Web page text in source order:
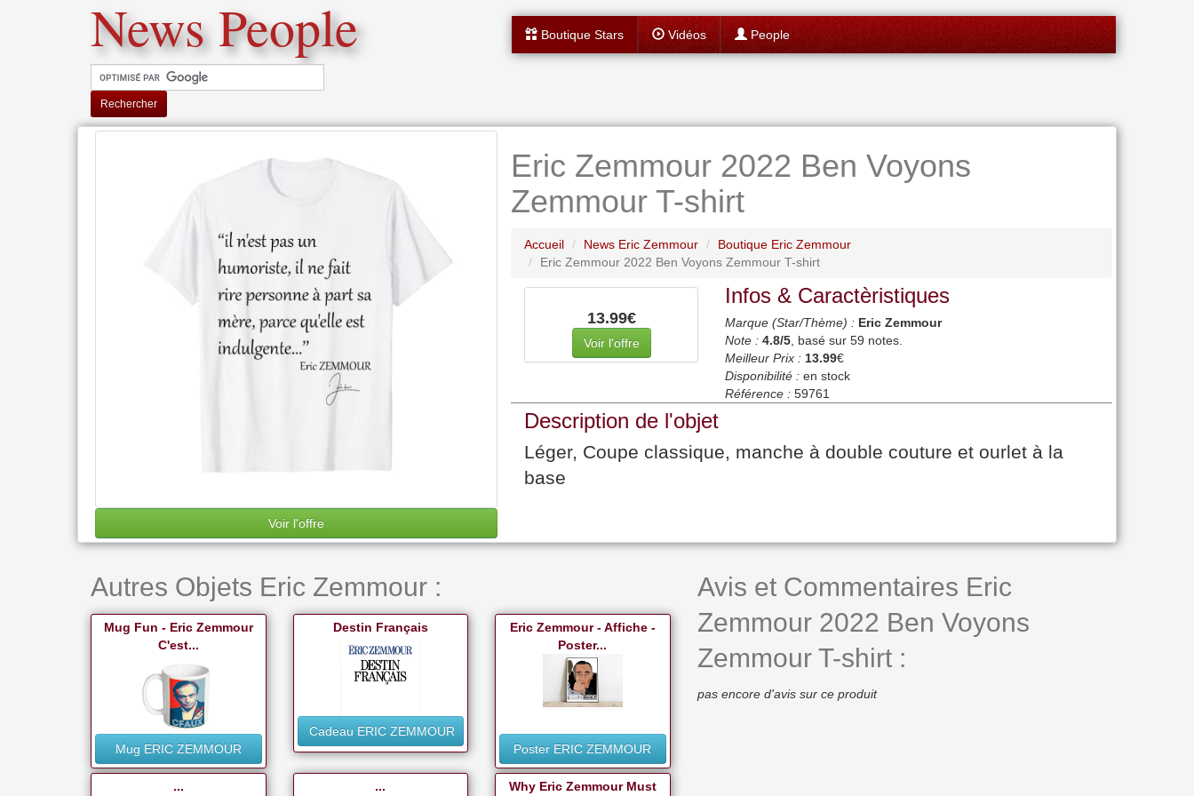
News People
Rechercher
Boutique Stars Vidéos People
Voir l'offre
Eric Zemmour 2022 Ben Voyons
Zemmour T-shirt
Accueil News Eric Zemmour
Boutique Eric Zemmour
Eric Zemmour 2022 Ben Voyons Zemmour T-shirt
13.99€
Voir l'offre
Infos & Caractèristiques
Marque (Star/Thème) : Eric Zemmour
Note : 4.8/5, basé sur 59 notes.
Meilleur Prix : 13.99€
Disponibilité : en stock
Référence : 59761
Description de l'objet
Léger, Coupe classique, manche à double couture et ourlet à la
base
Autres Objets Eric Zemmour :
Mug Fun - Eric Zemmour
C'est...
Mug ERIC ZEMMOUR
Destin Français
Cadeau ERIC ZEMMOUR
Eric Zemmour - Affiche -
Poster...
Poster ERIC ZEMMOUR
... ... Why Eric Zemmour Must
Avis et Commentaires Eric
Zemmour 2022 Ben Voyons
Zemmour T-shirt :
pas encore d'avis sur ce produit